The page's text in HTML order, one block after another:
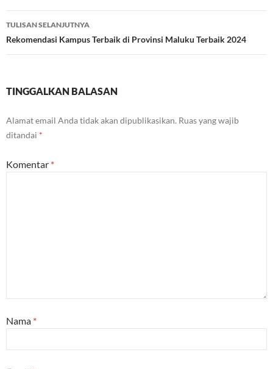
TULISAN SELANJUTNYA
Rekomendasi Kampus Terbaik di Provinsi Maluku Terbaik 2024
TINGGALKAN BALASAN
Alamat email Anda tidak akan dipublikasikan. Ruas yang wajib
ditandai *
Komentar *
Nama *